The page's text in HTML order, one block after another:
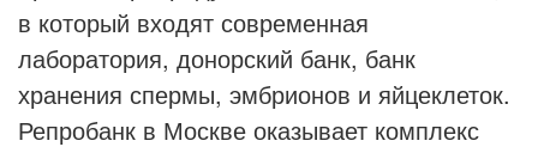
в который входят современная
лаборатория, донорский банк, банк
хранения спермы, эмбрионов и яйцеклеток.
Репробанк в Москве оказывает комплекс